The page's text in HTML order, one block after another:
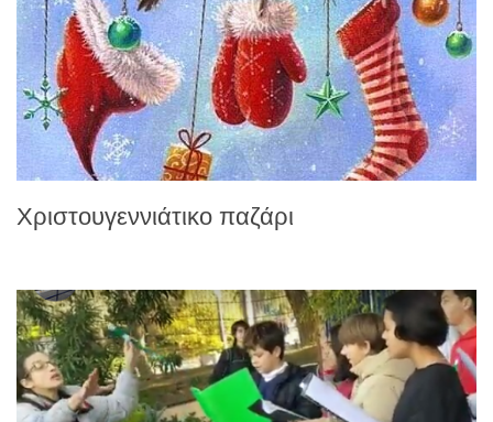
Χριστουγεννιάτικο παζάρι